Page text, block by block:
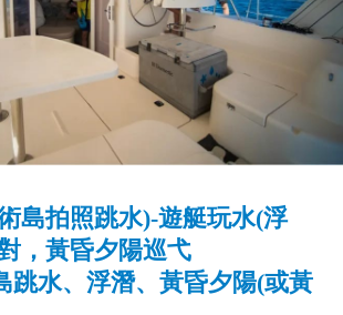
島拍照跳水)-遊艇玩水(浮
，黃昏夕陽巡弋
跳水、浮潛、黃昏夕陽(或黃